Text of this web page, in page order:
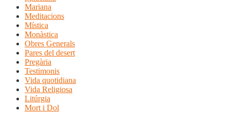
Mariana
Meditacions
Mística
Monàstica
Obres Generals
Pares del desert
Pregària
Testimonis
Vida quotidiana
Vida Religiosa
Litúrgia
Mort i Dol